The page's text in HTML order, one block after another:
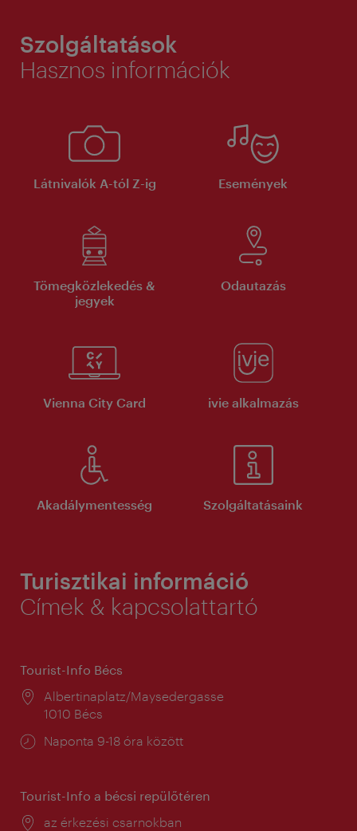
Szolgáltatások
Hasznos információk
Látnivalók A-tól Z-ig Események
Tömegközlekedés &
jegyek
Odautazás
Vienna City Card ivie alkalmazás
Akadálymentesség Szolgáltatásaink
Turisztikai információ
Címek & kapcsolattartó
Tourist-Info Bécs
Helyszín:
Albertinaplatz/Maysedergasse
1010 Bécs
Nyitva
Naponta 9-18 óra között
Tourist-Info a bécsi repülőtéren
Helyszín:
az érkezési csarnokban